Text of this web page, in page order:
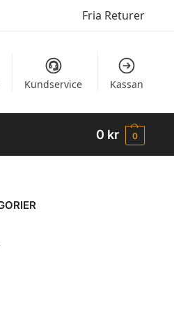
Fria Returer
Kundservice Kassan
0 kr 0